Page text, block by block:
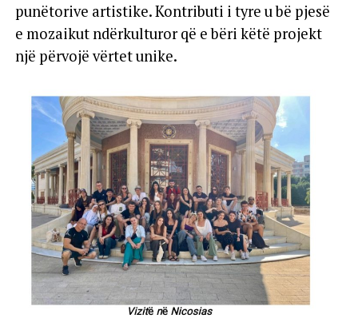
punëtorive artistike. Kontributi i tyre u bë pjesë
e mozaikut ndërkulturor që e bëri këtë projekt
një përvojë vërtet unike.